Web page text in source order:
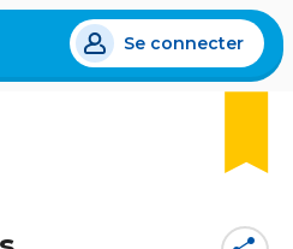
Se connecter